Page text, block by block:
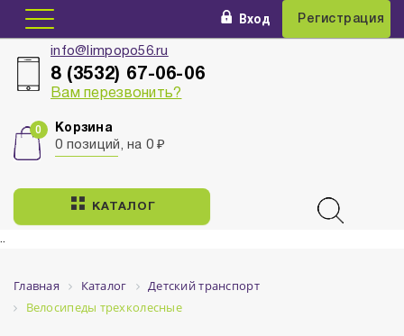
Вход Регистрация
info@limpopo56.ru
8 (3532) 67-06-06
Вам перезвонить?
Корзина
0 позиций, на 0 ₽
КАТАЛОГ
..
Главная Каталог
Детский транспорт
Велосипеды трехколесные